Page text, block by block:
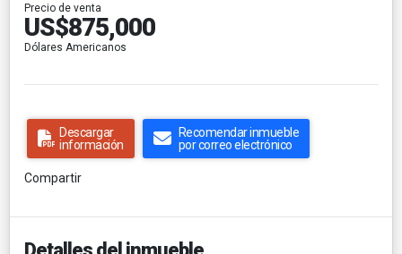
Precio de venta
US$875,000
Dólares Americanos
Descargar
información
Recomendar inmueble
por correo electrónico
Compartir